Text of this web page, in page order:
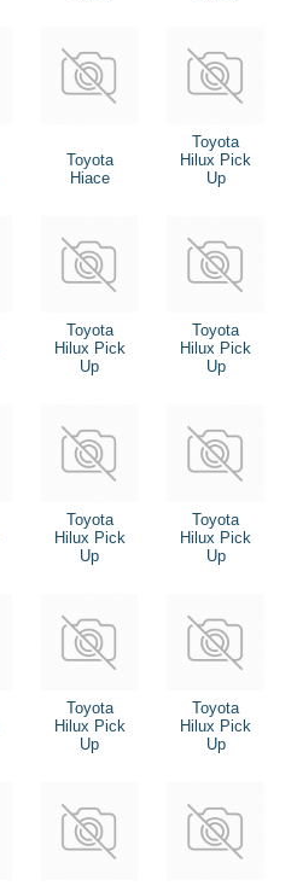
Toyota
Hiace
Toyota
Hilux Pick
Up
Toyota
Hilux Pick
Up
Toyota
Hilux Pick
Up
Toyota
Hilux Pick
Up
Toyota
Hilux Pick
Up
Toyota
Hilux Pick
Up
Toyota
Hilux Pick
Up